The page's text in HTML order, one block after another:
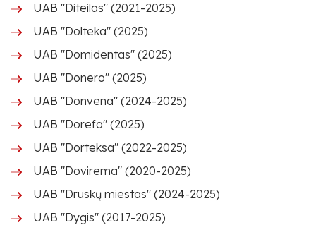
UAB "Diteilas" (2021-2025)
UAB "Dolteka" (2025)
UAB "Domidentas" (2025)
UAB "Donero" (2025)
UAB "Donvena" (2024-2025)
UAB "Dorefa" (2025)
UAB "Dorteksa" (2022-2025)
UAB "Dovirema" (2020-2025)
UAB "Druskų miestas" (2024-2025)
UAB "Dygis" (2017-2025)